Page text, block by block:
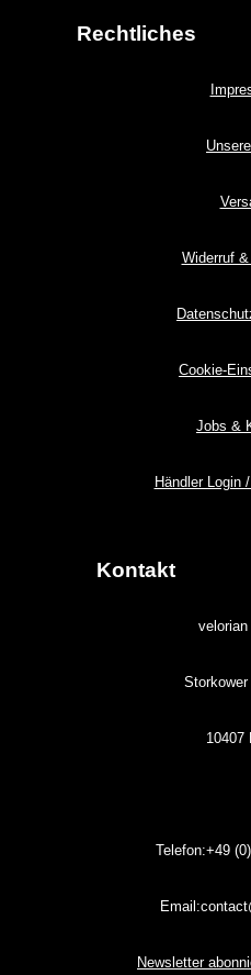
Rechtliches
Widerruf
Cookie-
Jobs &
Händler Login
Kontakt
velorian
Storkower
10407
Telefon:+49
Newsletter